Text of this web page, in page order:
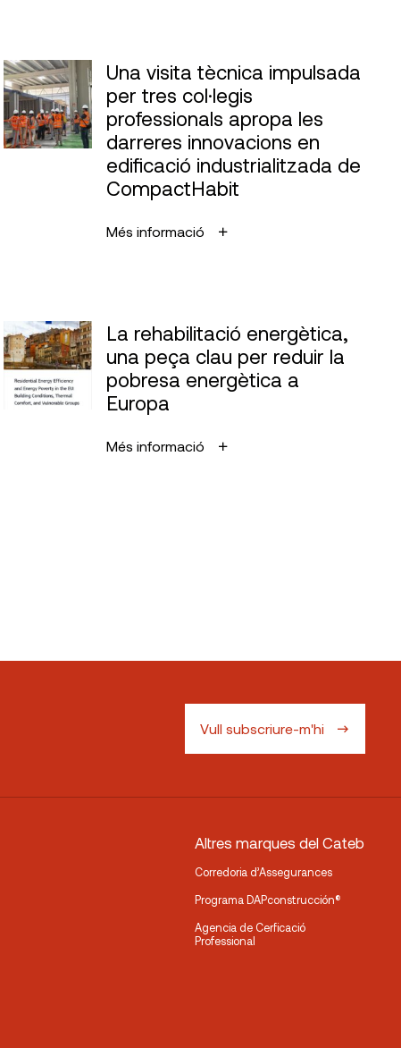
Una visita tècnica impulsada
per tres col·legis
professionals apropa les
darreres innovacions en
edificació industrialitzada de
CompactHabit
Més informació
La rehabilitació energètica,
una peça clau per reduir la
pobresa energètica a
Europa
Més informació
Vull subscriure-m'hi
Altres marques del Cateb
Corredoria d’Assegurances
Programa DAPconstrucción®
Agencia de Cerficació
Professional